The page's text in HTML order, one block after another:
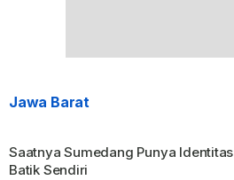
Jawa Barat
Saatnya Sumedang Punya Identitas
Batik Sendiri